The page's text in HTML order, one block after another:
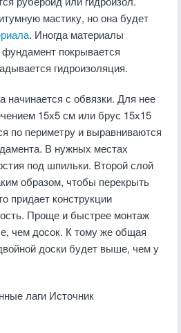
мастику, но она будет
. Иногда материалы
покрывается
гидроизоляция.
начинается с обвязки. Для нее
15х5 см или брус 15х15
по периметру и выравниваются
В нужных местах
под шпильки. Второй слой
образом, чтобы перекрыть
придает конструкции
Проще и быстрее монтаж
чем досок. К тому же общая
доски будет выше, чем у
лаги Источник